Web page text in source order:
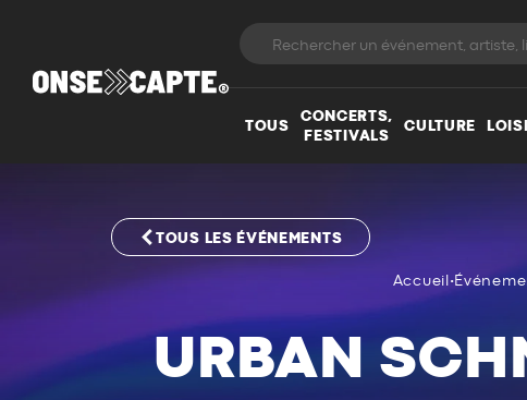
TOUS
CONCERTS,
FESTIVALS
CULTURE
TOUS LES ÉVÉNEMENTS
Accueil •
URBAN